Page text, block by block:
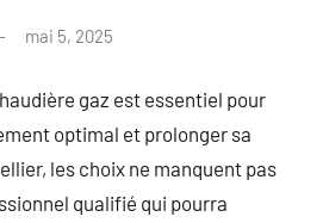
mai 5, 2025
gaz est essentiel pour
optimal et prolonger sa
les choix ne manquent pas
qualifié qui pourra